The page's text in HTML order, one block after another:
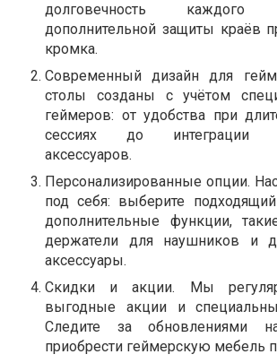
долговечность
дополнительной защиты краёв
кромка.
Современный дизайн для
столы созданы с учётом
геймеров: от удобства при
сессиях до интеграции
аксессуаров.
Персонализированные опции.
под себя: выберите
дополнительные функции,
держатели для наушников и
аксессуары.
Скидки и акции. Мы
выгодные акции и
Следите за обновлениями
приобрести геймерскую мебель